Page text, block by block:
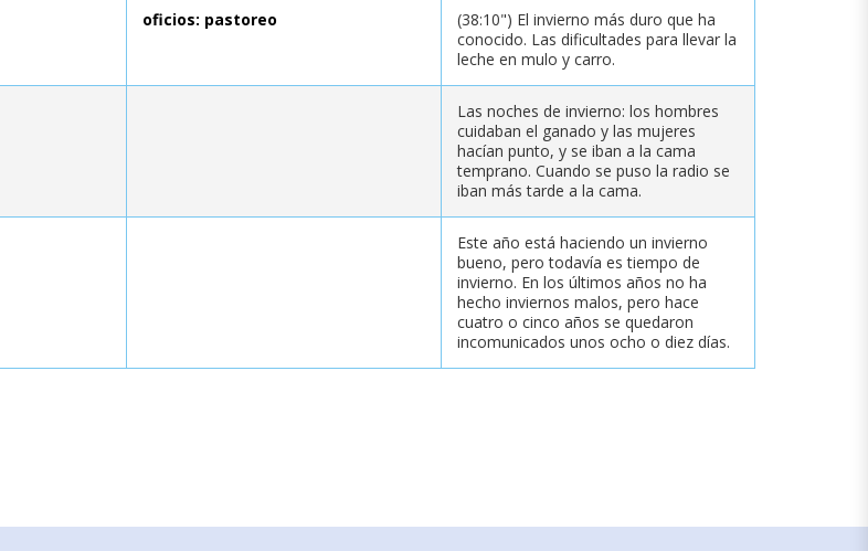
oficios: pastoreo
(38:10") El invierno más duro que ha
conocido. Las dificultades para llevar la
leche en mulo y carro.
Las noches de invierno: los hombres
cuidaban el ganado y las mujeres
hacían punto, y se iban a la cama
temprano. Cuando se puso la radio se
iban más tarde a la cama.
Este año está haciendo un invierno
bueno, pero todavía es tiempo de
invierno. En los últimos años no ha
hecho inviernos malos, pero hace
cuatro o cinco años se quedaron
incomunicados unos ocho o diez días.